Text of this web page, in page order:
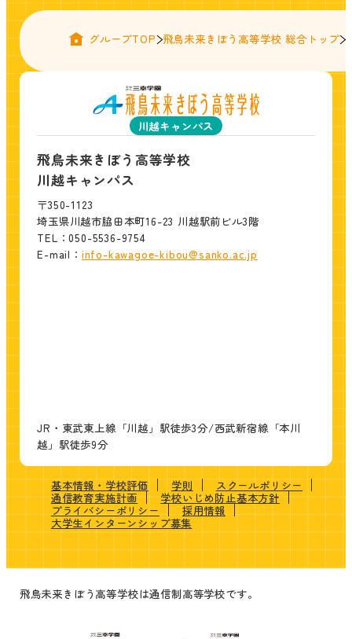
グループTOP 飛鳥未来きぼう高等学校 総合トップ
川越キャンパス
飛鳥未来きぼう高等学校
川越キャンパス
〒350-1123
埼玉県川越市脇田本町16-23 川越駅前ビル3階
TEL：050-5536-9754
E-mail： info-kawagoe-kibou@sanko.ac.jp
JR・東武東上線「川越」駅徒歩3分/西武新宿線「本川
越」駅徒歩9分
基本情報・学校評価 学則
スクールポリシー
通信教育実施計画
学校いじめ防止基本方針
プライバシーポリシー
採用情報
大学生インターンシップ募集
飛鳥未来きぼう高等学校は通信制高等学校です。